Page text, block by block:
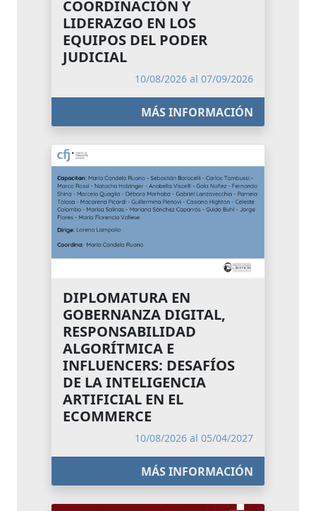
COORDINACIÓN Y
LIDERAZGO EN LOS
EQUIPOS DEL PODER
JUDICIAL
10/08/2026 al 07/09/2026
MÁS INFORMACIÓN
DIPLOMATURA EN
GOBERNANZA DIGITAL,
RESPONSABILIDAD
ALGORÍTMICA E
INFLUENCERS: DESAFÍOS
DE LA INTELIGENCIA
ARTIFICIAL EN EL
ECOMMERCE
10/08/2026 al 05/04/2027
MÁS INFORMACIÓN